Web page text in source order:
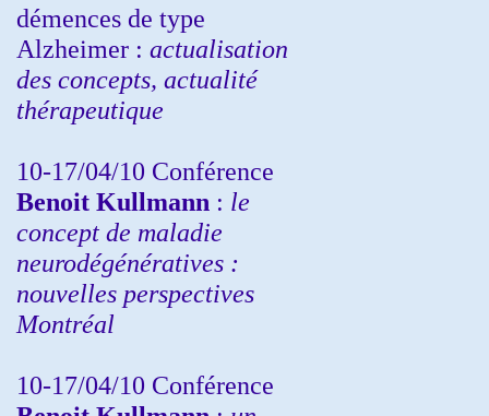
démences de type
Alzheimer : actualisation
des concepts, actualité
thérapeutique
10-17/04/10 Conférence
Benoit Kullmann : le
concept de maladie
neurodégénératives :
nouvelles perspectives
Montréal
10-17/04/10 Conférence